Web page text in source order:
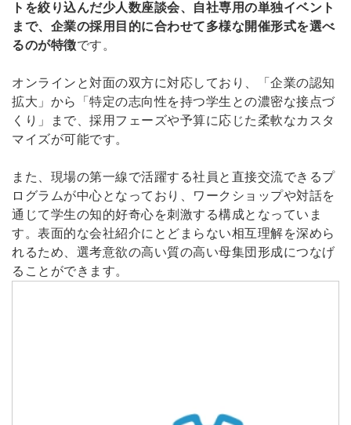
トを絞り込んだ少人数座談会、自社専用の単独イベント
まで、企業の採用目的に合わせて多様な開催形式を選べ
るのが特徴です。
オンラインと対面の双方に対応しており、「企業の認知
拡大」から「特定の志向性を持つ学生との濃密な接点づ
くり」まで、採用フェーズや予算に応じた柔軟なカスタ
マイズが可能です。
また、現場の第一線で活躍する社員と直接交流できるプ
ログラムが中心となっており、ワークショップや対話を
通じて学生の知的好奇心を刺激する構成となっていま
す。表面的な会社紹介にとどまらない相互理解を深めら
れるため、選考意欲の高い質の高い母集団形成につなげ
ることができます。